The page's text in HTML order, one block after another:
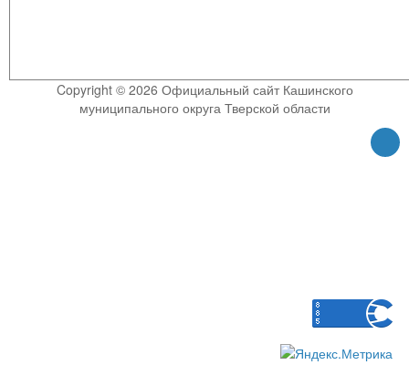
Copyright © 2026 Официальный сайт Кашинского
муниципального округа Тверской области